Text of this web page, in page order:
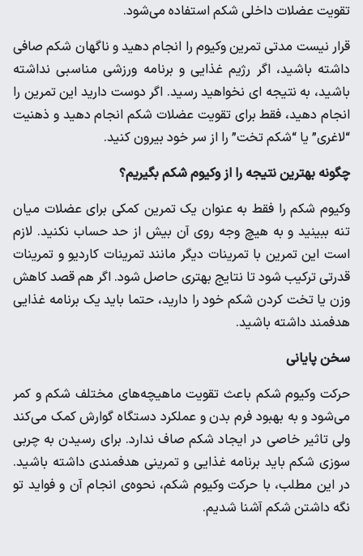
تقویت عضلات داخلی شکم استفاده می‌شود.
قرار نیست مدتی تمرین وکیوم را انجام دهید و ناگهان شکم صافی
داشته باشید، اگر رژیم غذایی و برنامه ورزشی مناسبی نداشته
باشید، به نتیجه ای نخواهید رسید. اگر دوست دارید این تمرین را
انجام دهید، فقط برای تقویت عضلات شکم انجام دهید و ذهنیت
“لاغری” یا “شکم تخت” را از سر خود بیرون کنید.
چگونه بهترین نتیجه را از وکیوم شکم بگیریم؟
وکیوم شکم را فقط به عنوان یک تمرین کمکی برای عضلات میان
تنه ببینید و به هیچ وجه روی آن بیش از حد حساب نکنید. لازم
است این تمرین با تمرینات دیگر مانند تمرینات کاردیو و تمرینات
قدرتی ترکیب شود تا نتایج بهتری حاصل شود. اگر هم قصد کاهش
وزن یا تخت کردن شکم خود را دارید، حتما باید یک برنامه غذایی
هدفمند داشته باشید.
سخن پایانی
حرکت وکیوم شکم باعث تقویت ماهیچه‌های مختلف شکم و کمر
می‌شود و به بهبود فرم بدن و عملکرد دستگاه گوارش کمک می‌کند
ولی تاثیر خاصی در ایجاد شکم صاف ندارد. برای رسیدن به چربی
سوزی شکم باید برنامه غذایی و تمرینی هدفمندی داشته باشید.
در این مطلب، با حرکت وکیوم شکم، نحوه‌ی انجام آن و فواید تو
نگه داشتن شکم آشنا شدیم.